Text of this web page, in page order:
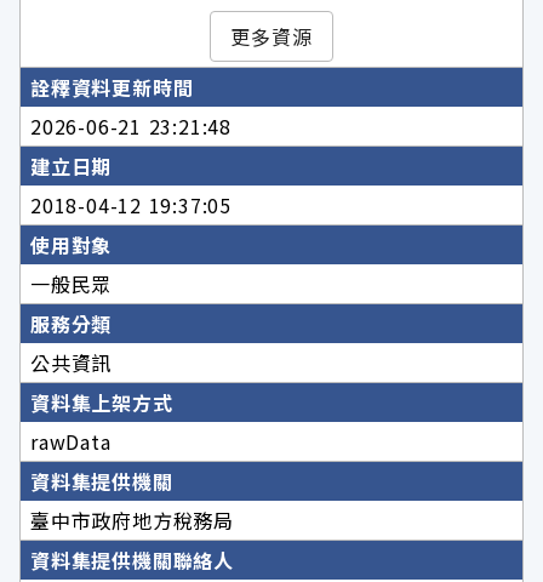
更多資源
詮釋資料更新時間
2026-06-21 23:21:48
建立日期
2018-04-12 19:37:05
使用對象
一般民眾
服務分類
公共資訊
資料集上架方式
rawData
資料集提供機關
臺中市政府地方稅務局
資料集提供機關聯絡人